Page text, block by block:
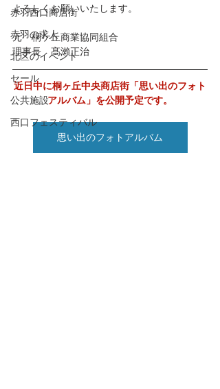
赤羽西口商店街
赤羽の求人
北区のイベント
セール
公共施設
西口フェスティバル
よろしくお願いいたします。
元　桐ケ丘商業協同組合
理事長　髙瀨正治
近日中に桐ヶ丘中央商店街「思い出のフォト
アルバム」を公開予定です。
思い出のフォトアルバム